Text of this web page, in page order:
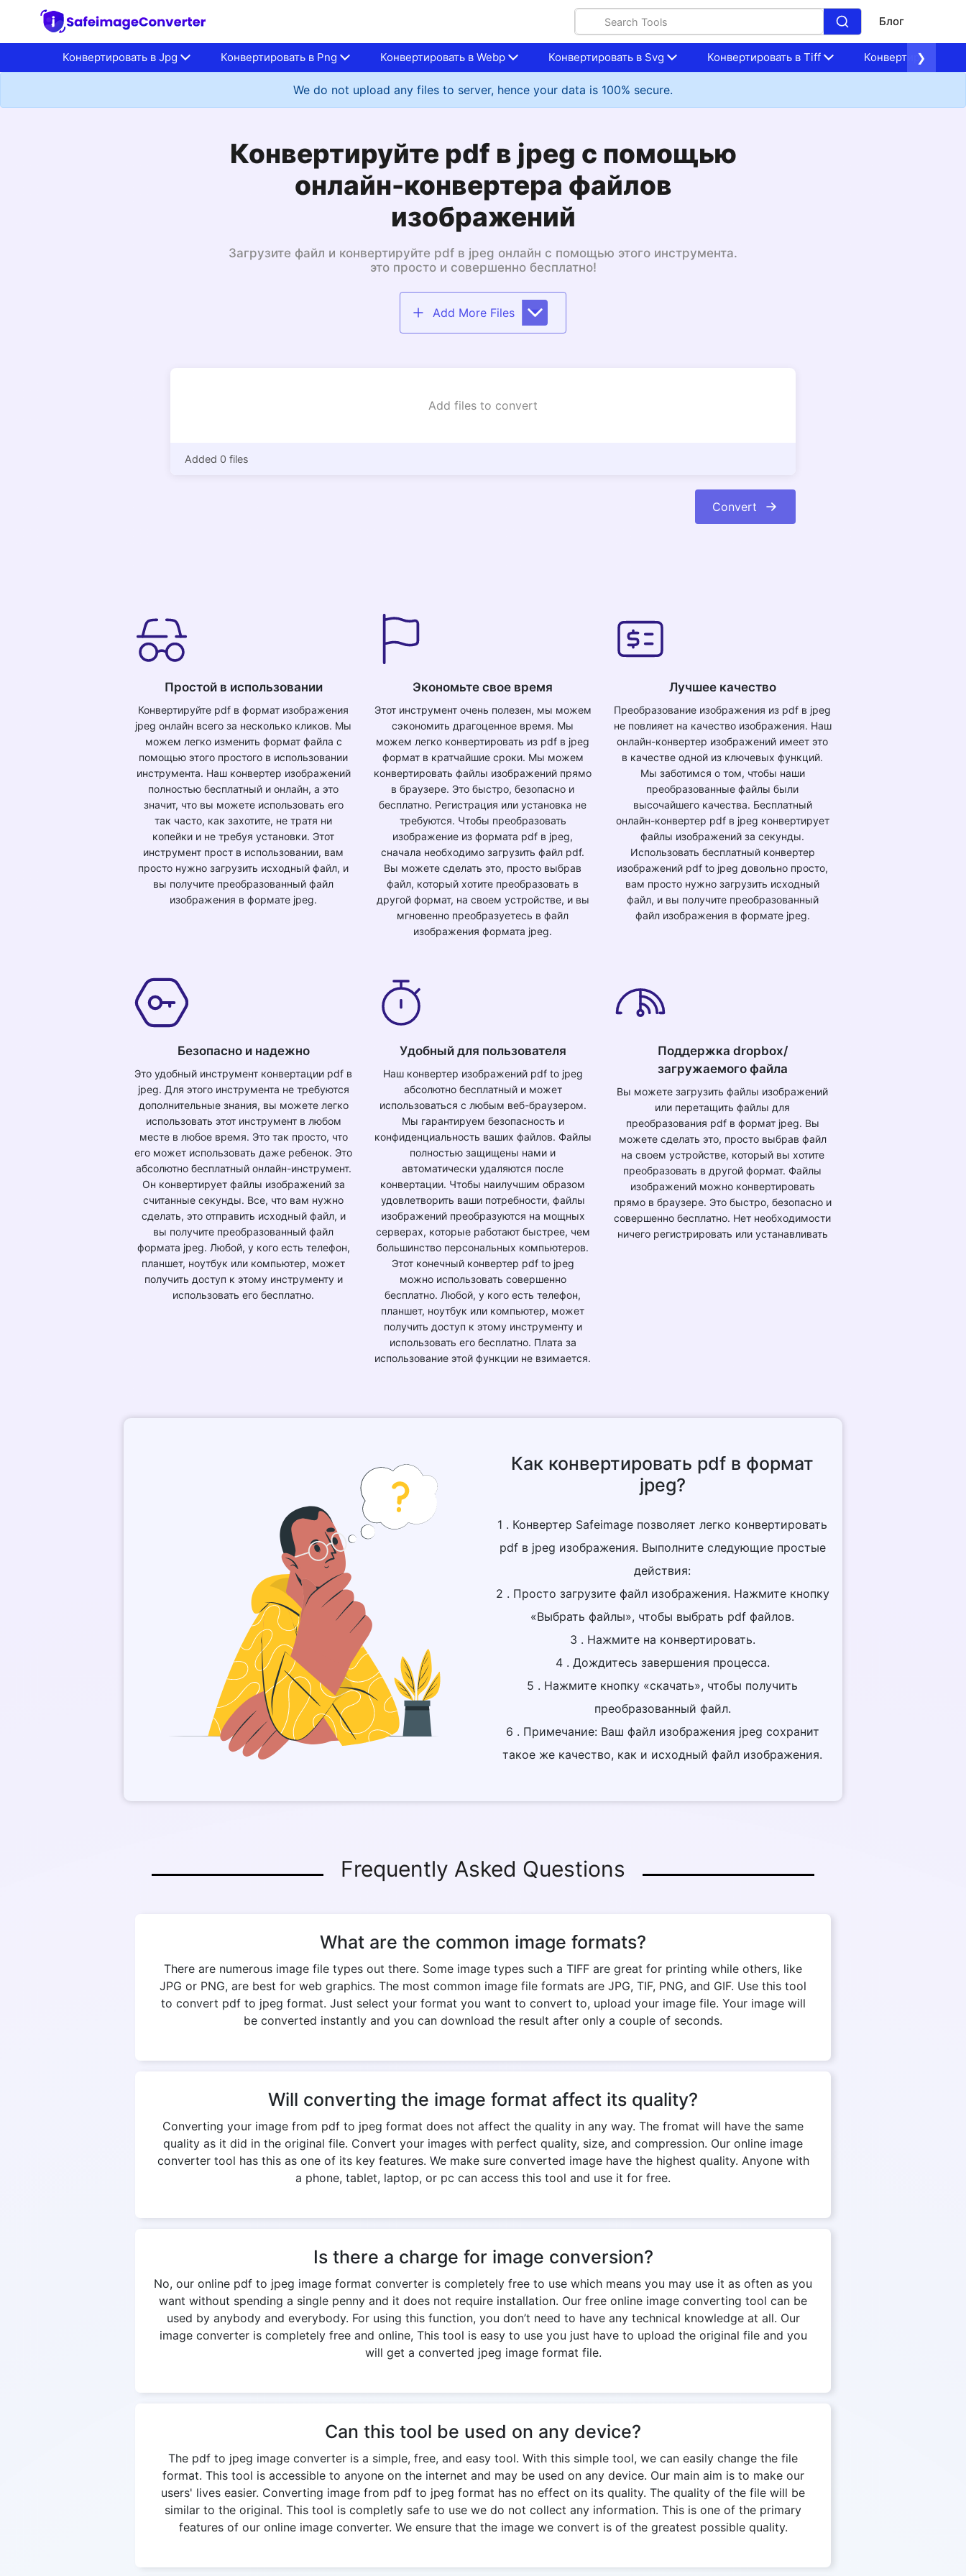
Блог
Конвертировать в Jpg Конвертировать в Png Конвертировать в Webp Конвертировать в Svg Конвертировать в Tiff Конвертировать в
❯
We do not upload any files to server, hence your data is 100% secure.
Конвертируйте pdf в jpeg с помощью
онлайн-конвертера файлов
изображений
Загрузите файл и конвертируйте pdf в jpeg онлайн с помощью этого инструмента.
это просто и совершенно бесплатно!
Add More Files
Add files to convert
Added 0 files
Convert
Простой в использовании
Конвертируйте pdf в формат изображения
jpeg онлайн всего за несколько кликов. Мы
можем легко изменить формат файла с
помощью этого простого в использовании
инструмента. Наш конвертер изображений
полностью бесплатный и онлайн, а это
значит, что вы можете использовать его
так часто, как захотите, не тратя ни
копейки и не требуя установки. Этот
инструмент прост в использовании, вам
просто нужно загрузить исходный файл, и
вы получите преобразованный файл
изображения в формате jpeg.
Экономьте свое время
Этот инструмент очень полезен, мы можем
сэкономить драгоценное время. Мы
можем легко конвертировать из pdf в jpeg
формат в кратчайшие сроки. Мы можем
конвертировать файлы изображений прямо
в браузере. Это быстро, безопасно и
бесплатно. Регистрация или установка не
требуются. Чтобы преобразовать
изображение из формата pdf в jpeg,
сначала необходимо загрузить файл pdf.
Вы можете сделать это, просто выбрав
файл, который хотите преобразовать в
другой формат, на своем устройстве, и вы
мгновенно преобразуетесь в файл
изображения формата jpeg.
Лучшее качество
Преобразование изображения из pdf в jpeg
не повлияет на качество изображения. Наш
онлайн-конвертер изображений имеет это
в качестве одной из ключевых функций.
Мы заботимся о том, чтобы наши
преобразованные файлы были
высочайшего качества. Бесплатный
онлайн-конвертер pdf в jpeg конвертирует
файлы изображений за секунды.
Использовать бесплатный конвертер
изображений pdf to jpeg довольно просто,
вам просто нужно загрузить исходный
файл, и вы получите преобразованный
файл изображения в формате jpeg.
Безопасно и надежно
Это удобный инструмент конвертации pdf в
jpeg. Для этого инструмента не требуются
дополнительные знания, вы можете легко
использовать этот инструмент в любом
месте в любое время. Это так просто, что
его может использовать даже ребенок. Это
абсолютно бесплатный онлайн-инструмент.
Он конвертирует файлы изображений за
считанные секунды. Все, что вам нужно
сделать, это отправить исходный файл, и
вы получите преобразованный файл
формата jpeg. Любой, у кого есть телефон,
планшет, ноутбук или компьютер, может
получить доступ к этому инструменту и
использовать его бесплатно.
Удобный для пользователя
Наш конвертер изображений pdf to jpeg
абсолютно бесплатный и может
использоваться с любым веб-браузером.
Мы гарантируем безопасность и
конфиденциальность ваших файлов. Файлы
полностью защищены нами и
автоматически удаляются после
конвертации. Чтобы наилучшим образом
удовлетворить ваши потребности, файлы
изображений преобразуются на мощных
серверах, которые работают быстрее, чем
большинство персональных компьютеров.
Этот конечный конвертер pdf to jpeg
можно использовать совершенно
бесплатно. Любой, у кого есть телефон,
планшет, ноутбук или компьютер, может
получить доступ к этому инструменту и
использовать его бесплатно. Плата за
использование этой функции не взимается.
Поддержка dropbox/
загружаемого файла
Вы можете загрузить файлы изображений
или перетащить файлы для
преобразования pdf в формат jpeg. Вы
можете сделать это, просто выбрав файл
на своем устройстве, который вы хотите
преобразовать в другой формат. Файлы
изображений можно конвертировать
прямо в браузере. Это быстро, безопасно и
совершенно бесплатно. Нет необходимости
ничего регистрировать или устанавливать
Как конвертировать pdf в формат
jpeg?
1 . Конвертер Safeimage позволяет легко конвертировать
pdf в jpeg изображения. Выполните следующие простые
действия:
2 . Просто загрузите файл изображения. Нажмите кнопку
«Выбрать файлы», чтобы выбрать pdf файлов.
3 . Нажмите на конвертировать.
4 . Дождитесь завершения процесса.
5 . Нажмите кнопку «скачать», чтобы получить
преобразованный файл.
6 . Примечание: Ваш файл изображения jpeg сохранит
такое же качество, как и исходный файл изображения.
Frequently Asked Questions
What are the common image formats?
There are numerous image file types out there. Some image types such a TIFF are great for printing while others, like
JPG or PNG, are best for web graphics. The most common image file formats are JPG, TIF, PNG, and GIF. Use this tool
to convert pdf to jpeg format. Just select your format you want to convert to, upload your image file. Your image will
be converted instantly and you can download the result after only a couple of seconds.
Will converting the image format affect its quality?
Converting your image from pdf to jpeg format does not affect the quality in any way. The fromat will have the same
quality as it did in the original file. Convert your images with perfect quality, size, and compression. Our online image
converter tool has this as one of its key features. We make sure converted image have the highest quality. Anyone with
a phone, tablet, laptop, or pc can access this tool and use it for free.
Is there a charge for image conversion?
No, our online pdf to jpeg image format converter is completely free to use which means you may use it as often as you
want without spending a single penny and it does not require installation. Our free online image converting tool can be
used by anybody and everybody. For using this function, you don’t need to have any technical knowledge at all. Our
image converter is completely free and online, This tool is easy to use you just have to upload the original file and you
will get a converted jpeg image format file.
Can this tool be used on any device?
The pdf to jpeg image converter is a simple, free, and easy tool. With this simple tool, we can easily change the file
format. This tool is accessible to anyone on the internet and may be used on any device. Our main aim is to make our
users' lives easier. Converting image from pdf to jpeg format has no effect on its quality. The quality of the file will be
similar to the original. This tool is completly safe to use we do not collect any information. This is one of the primary
features of our online image converter. We ensure that the image we convert is of the greatest possible quality.